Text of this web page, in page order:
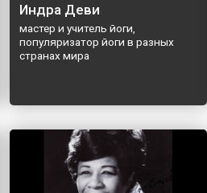
Индра Деви
мастер и учитель йоги,
популяризатор йоги в разных
странах мира